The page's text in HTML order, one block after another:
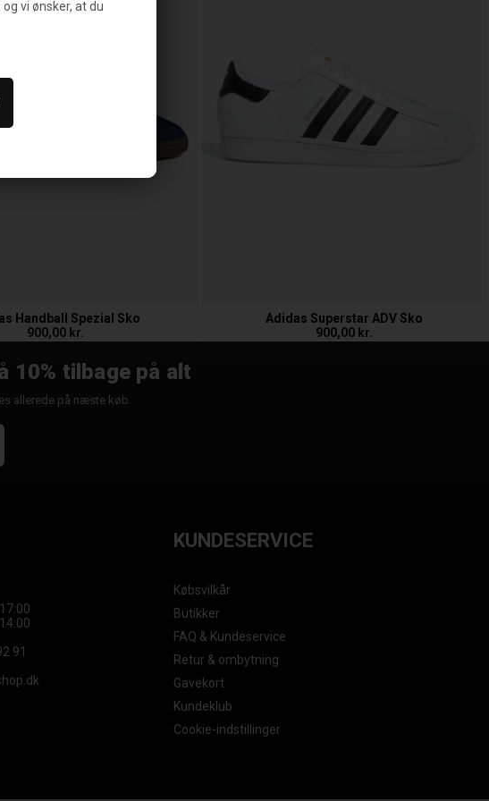
vi ønsker, at du
Handball Spezial Sko
900,00 kr.
Adidas Superstar ADV Sko
900,00 kr.
10% tilbage på alt
allerede på næste køb.
91
KUNDESERVICE
Købsvilkår
Butikker
FAQ & Kundeservice
Retur & ombytning
Gavekort
Kundeklub
Cookie-indstillinger